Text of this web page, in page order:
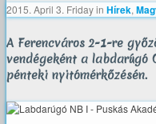
2015. April 3. Fridayin Hírek,
A Ferencváros 2-1-re
vendégeként a labdarúgó
pénteki nyitómérkőzésén.